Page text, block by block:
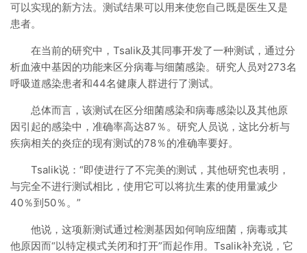
可以实现的新方法。测试结果可以用来使您自己既是医生又是
患者。
在当前的研究中，Tsalik及其同事开发了一种测试，通过分
析血液中基因的功能来区分病毒与细菌感染。研究人员对273名
呼吸道感染患者和44名健康人群进行了测试。
总体而言，该测试在区分细菌感染和病毒感染以及其他原
因引起的感染中，准确率高达87％。研究人员说，这比分析与
疾病相关的炎症的现有测试的78％的准确率要好。
Tsalik说：“即使进行了不完美的测试，其他研究也表明，
与完全不进行测试相比，使用它可以将抗生素的使用量减少
40％到50％。”
他说，这项新测试通过检测基因如何响应细菌，病毒或其
他原因而“以特定模式关闭和打开”而起作用。Tsalik补充说，它